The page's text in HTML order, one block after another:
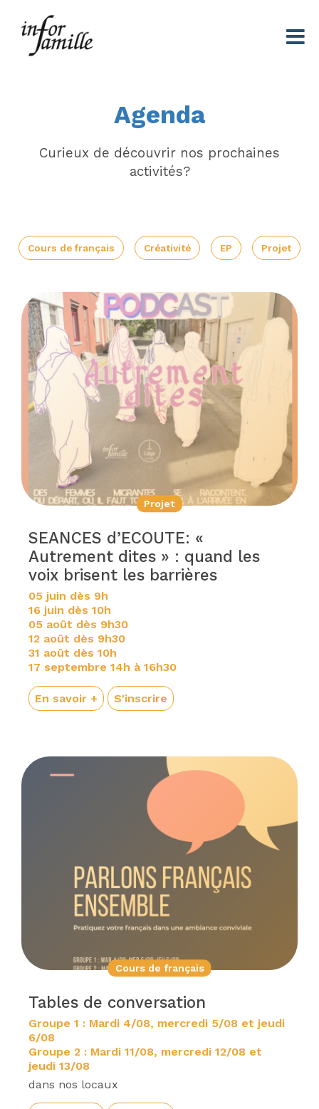
Agenda
Curieux de découvrir nos prochaines
activités?
Cours de français Créativité EP Projet
Projet
SEANCES d’ECOUTE: «
Autrement dites » : quand les
voix brisent les barrières
05 juin dès 9h
16 juin dès 10h
05 août dès 9h30
12 août dès 9h30
31 août dès 10h
17 septembre 14h à 16h30
En savoir + S'inscrire
Cours de français
Tables de conversation
Groupe 1 : Mardi 4/08, mercredi 5/08 et jeudi
6/08
Groupe 2 : Mardi 11/08, mercredi 12/08 et
jeudi 13/08
dans nos locaux